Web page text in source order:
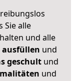
Sie alle
und alle
ausfüllen und
geschult und
und